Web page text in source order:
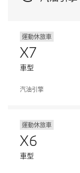
運動休旅車
X7
車型
汽油引擎
運動休旅車
X6
車型